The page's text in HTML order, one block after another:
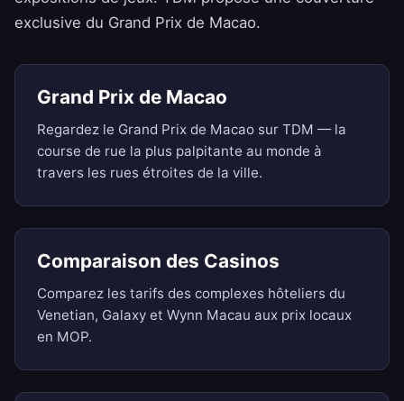
exclusive du Grand Prix de Macao.
Grand Prix de Macao
Regardez le Grand Prix de Macao sur TDM — la
course de rue la plus palpitante au monde à
travers les rues étroites de la ville.
Comparaison des Casinos
Comparez les tarifs des complexes hôteliers du
Venetian, Galaxy et Wynn Macau aux prix locaux
en MOP.